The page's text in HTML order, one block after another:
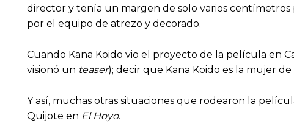
director y tenía un margen de solo varios
por el equipo de atrezo y decorado.
Cuando Kana Koido vio el proyecto de la película en
visionó un teaser); decir que Kana Koido es la mujer
Y así, muchas otras situaciones que rodearon la
Quijote en El Hoyo.